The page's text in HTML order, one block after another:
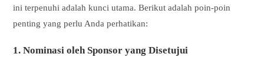
ini terpenuhi adalah kunci utama. Berikut adalah poin-poin
penting yang perlu Anda perhatikan:
1. Nominasi oleh Sponsor yang Disetujui